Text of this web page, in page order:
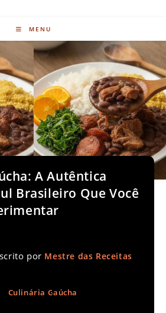
MENU
A Autêntica
Brasileiro Que Você
por Mestre das Receitas
Culinária Gaúcha